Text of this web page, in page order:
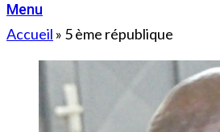
Menu
Accueil » 5 ème république